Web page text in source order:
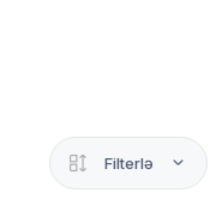
Filterlə